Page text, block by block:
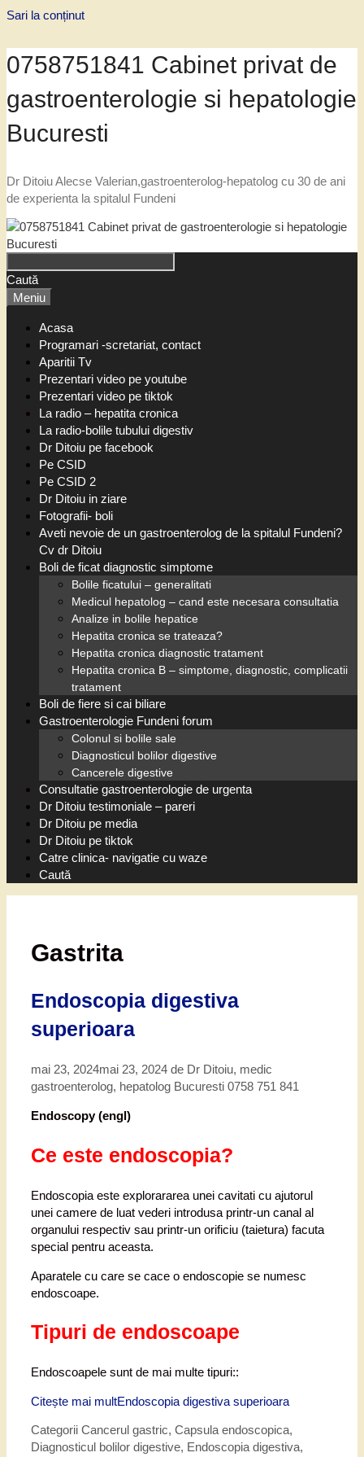
Sari la conținut
0758751841 Cabinet privat de
gastroenterologie si hepatologie
Bucuresti
Dr Ditoiu Alecse Valerian,gastroenterolog-hepatolog cu 30 de ani
de experienta la spitalul Fundeni
Caută
Meniu
Acasa
Programari -scretariat, contact
Aparitii Tv
Prezentari video pe youtube
Prezentari video pe tiktok
La radio – hepatita cronica
La radio-bolile tubului digestiv
Dr Ditoiu pe facebook
Pe CSID
Pe CSID 2
Dr Ditoiu in ziare
Fotografii- boli
Aveti nevoie de un gastroenterolog de la spitalul Fundeni?
Cv dr Ditoiu
Boli de ficat diagnostic simptome
Bolile ficatului – generalitati
Medicul hepatolog – cand este necesara consultatia
Analize in bolile hepatice
Hepatita cronica se trateaza?
Hepatita cronica diagnostic tratament
Hepatita cronica B – simptome, diagnostic, complicatii
tratament
Boli de fiere si cai biliare
Gastroenterologie Fundeni forum
Colonul si bolile sale
Diagnosticul bolilor digestive
Cancerele digestive
Consultatie gastroenterologie de urgenta
Dr Ditoiu testimoniale – pareri
Dr Ditoiu pe media
Dr Ditoiu pe tiktok
Catre clinica- navigatie cu waze
Caută
Gastrita
Endoscopia digestiva
superioara
mai 23, 2024mai 23, 2024 de Dr Ditoiu, medic
gastroenterolog, hepatolog Bucuresti 0758 751 841
Endoscopy (engl)
Ce este endoscopia?
Endoscopia este explorararea unei cavitati cu ajutorul
unei camere de luat vederi introdusa printr-un canal al
organului respectiv sau printr-un orificiu (taietura) facuta
special pentru aceasta.
Aparatele cu care se cace o endoscopie se numesc
endoscoape.
Tipuri de endoscoape
Endoscoapele sunt de mai multe tipuri::
Citește mai multEndoscopia digestiva superioara
Categorii Cancerul gastric, Capsula endoscopica,
Diagnosticul bolilor digestive, Endoscopia digestiva,